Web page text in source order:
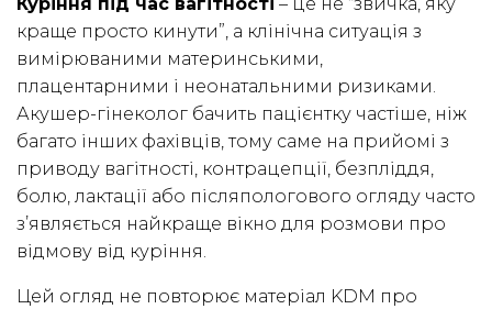
краще просто кинути”, а клінічна ситуація з
вимірюваними материнськими,
плацентарними і неонатальними ризиками.
Акушер-гінеколог бачить пацієнтку частіше, ніж
багато інших фахівців, тому саме на прийомі з
приводу вагітності, контрацепції, безпліддя,
болю, лактації або післяпологового огляду часто
з’являється найкраще вікно для розмови про
відмову від куріння.
Цей огляд не повторює матеріал KDM про